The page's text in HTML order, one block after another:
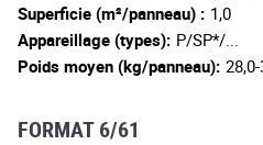
Superficie (m²/panneau) : 1,0
Appareillage (types): P/SP*/...
Poids moyen (kg/panneau):
FORMAT 6/61